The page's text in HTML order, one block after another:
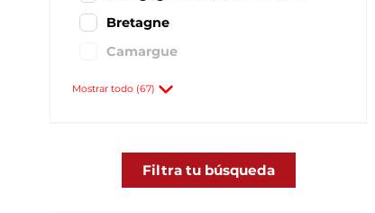
Bretagne
Camargue
Mostrar todo (67)
Filtra tu búsqueda